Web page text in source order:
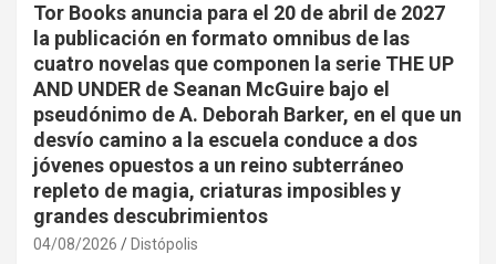
Tor Books anuncia para el 20 de abril de 2027
la publicación en formato omnibus de las
cuatro novelas que componen la serie THE UP
AND UNDER de Seanan McGuire bajo el
pseudónimo de A. Deborah Barker, en el que un
desvío camino a la escuela conduce a dos
jóvenes opuestos a un reino subterráneo
repleto de magia, criaturas imposibles y
grandes descubrimientos
04/08/2026 Distópolis